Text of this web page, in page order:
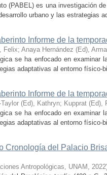
(PABEL) es una investigación
urbano y las estrategias
Informe de la
Felix; Anaya Hernández (Ed),
se ha enfocado en examinar
adaptativas al entorno físico-
Informe de la
Taylor (Ed), Kathryn; Kupprat (Ed),
se ha enfocado en examinar
adaptativas al entorno físico-
Cronología del Palacio
Antropológicas, UNAM , 2022